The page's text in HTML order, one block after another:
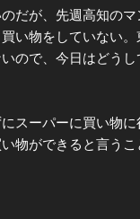
だが、先週高知のマ
い物をしていない
ので、今日はどう
スーパーに買い物に
物ができると言うこ